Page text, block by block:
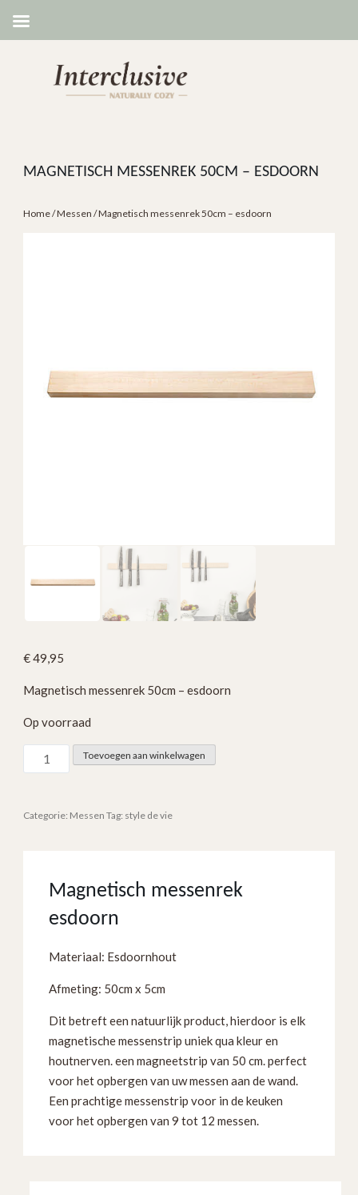
MAGNETISCH MESSENREK 50CM – ESDOORN
Home/Messen / Magnetisch messenrek 50cm – esdoorn
€49,95
Magnetisch messenrek 50cm – esdoorn
Op voorraad
Magnetisch
messenrek
-
Toevoegen aan winkelwagen
Categorie: Messen Tag: style de vie
Magnetisch messenrek
esdoorn
Materiaal: Esdoornhout
Afmeting: 50cm x 5cm
Dit betreft een natuurlijk product, hierdoor is elk
magnetische messenstrip uniek qua kleur en
houtnerven. een magneetstrip van 50 cm. perfect
voor het opbergen van uw messen aan de wand.
Een prachtige messenstrip voor in de keuken
voor het opbergen van 9 tot 12 messen.